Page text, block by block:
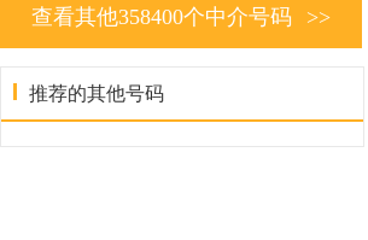
>>
查看其他358400个中介号码
推荐的其他号码